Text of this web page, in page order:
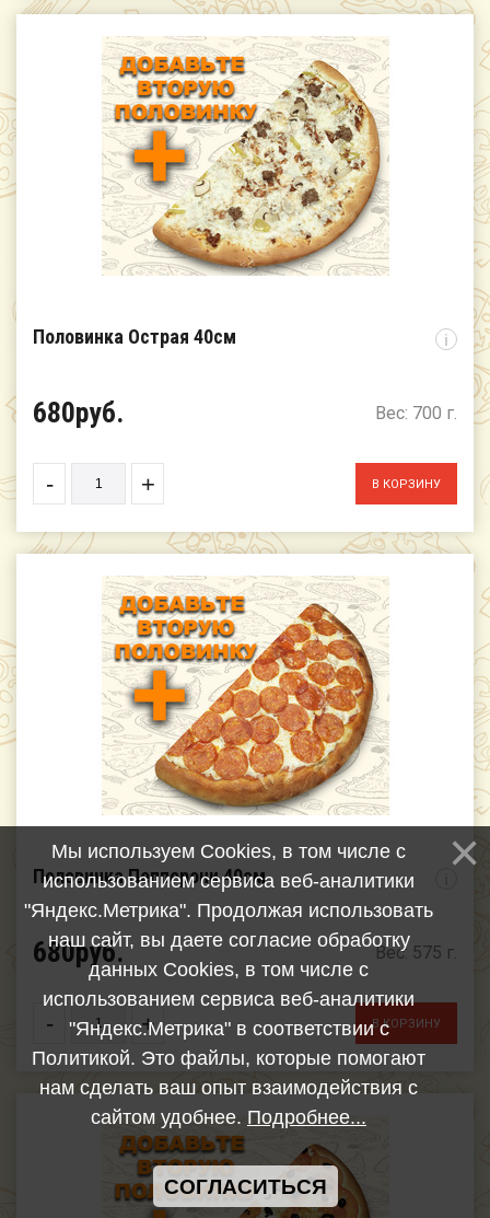
Половинка Острая 40см i
680руб. Вес: 700 г.
- +
Половинка Пепперони 40см
680руб. Вес: 575 г.
- +
Мы используем Cookies, в том числе с
использованием сервиса веб-аналитики
"Яндекс.Метрика". Продолжая использовать
наш сайт, вы даете согласие обработку
данных Cookies, в том числе с
использованием сервиса веб-аналитики
"Яндекс.Метрика" в соответствии с
Политикой. Это файлы, которые помогают
нам сделать ваш опыт взаимодействия с
сайтом удобнее. Подробнее...
СОГЛАСИТЬСЯ